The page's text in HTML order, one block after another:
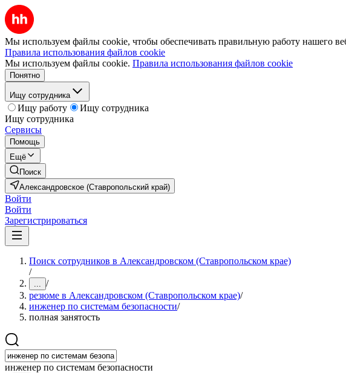
Мы используем файлы cookie, чтобы обеспечивать правильную работу нашего
Правила использования файлов cookie
Мы используем файлы cookie. Правила использования файлов cookie
Понятно
Ищу сотрудника
Ищу работу
Ищу сотрудника
Ищу сотрудника
Сервисы
Помощь
Ещё
Поиск
Александровское (Ставропольский край)
Войти
Войти
Зарегистрироваться
Поиск сотрудников в Александровском (Ставропольском крае)
/
... /
резюме в Александровском (Ставропольском крае)/
инженер по системам безопасности/
полная занятость
инженер по системам безопасности